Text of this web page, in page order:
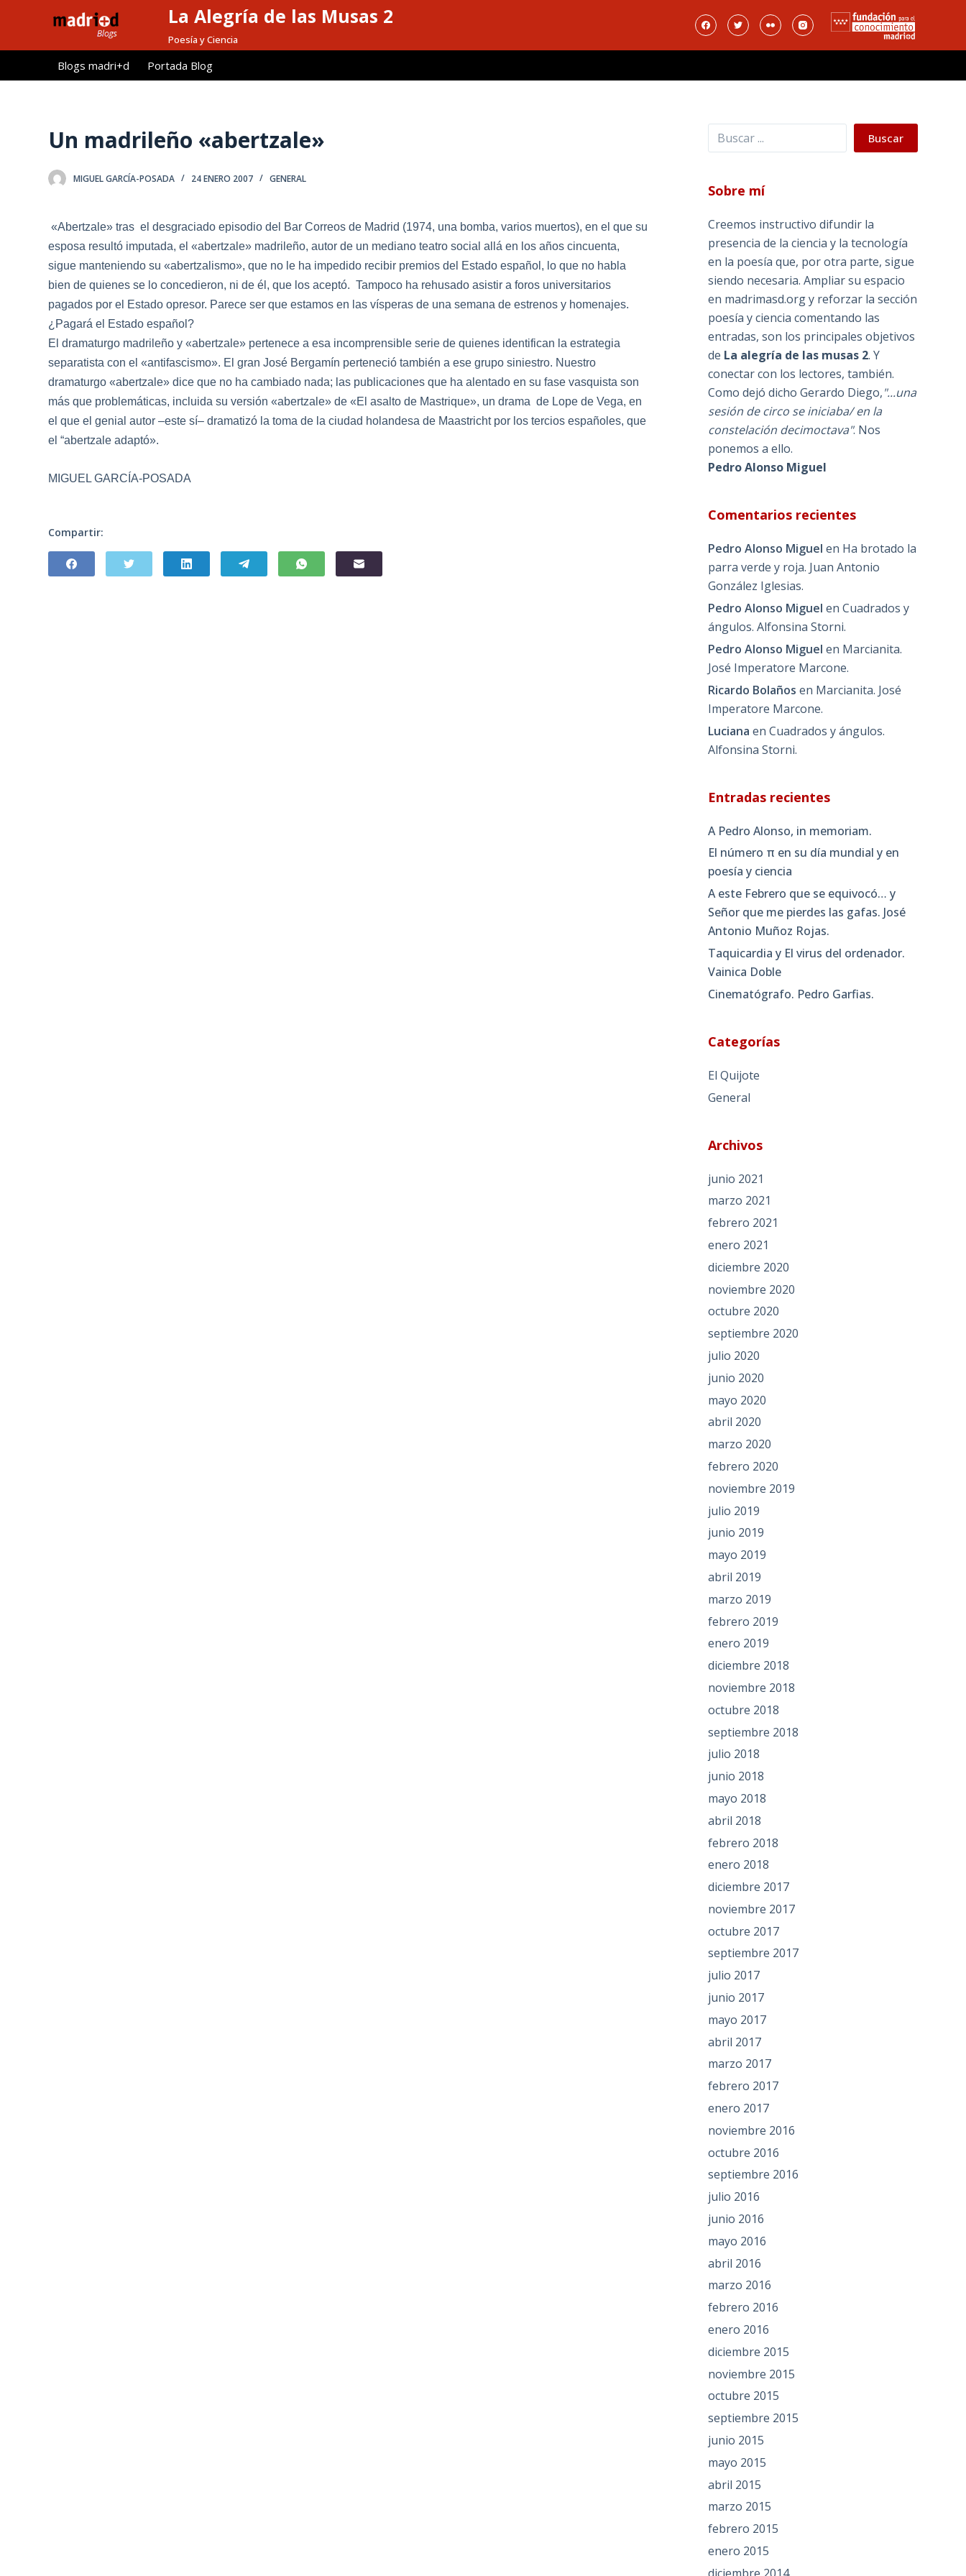
l
La Alegría de las Musas 2
Poesía y Ciencia
Blogs madri+d Portada Blog
Un madrileño «abertzale»
MIGUEL GARCÍA-POSADA 24 ENERO 2007 GENERAL
«Abertzale» tras el desgraciado episodio del Bar Correos de Madrid (1974, una bomba, varios muertos), en el que su
esposa resultó imputada, el «abertzale» madrileño, autor de un mediano teatro social allá en los años cincuenta,
sigue manteniendo su «abertzalismo», que no le ha impedido recibir premios del Estado español, lo que no habla
bien de quienes se lo concedieron, ni de él, que los aceptó. Tampoco ha rehusado asistir a foros universitarios
pagados por el Estado opresor. Parece ser que estamos en las vísperas de una semana de estrenos y homenajes.
¿Pagará el Estado español?
El dramaturgo madrileño y «abertzale» pertenece a esa incomprensible serie de quienes identifican la estrategia
separatista con el «antifascismo». El gran José Bergamín perteneció también a ese grupo siniestro. Nuestro
dramaturgo «abertzale» dice que no ha cambiado nada; las publicaciones que ha alentado en su fase vasquista son
más que problemáticas, incluida su versión «abertzale» de «El asalto de Mastrique», un drama de Lope de Vega, en
el que el genial autor –este sí– dramatizó la toma de la ciudad holandesa de Maastricht por los tercios españoles, que
el “abertzale adaptó».
MIGUEL GARCÍA-POSADA
Compartir:
Buscar Buscar
Sobre mí
Creemos instructivo difundir la
presencia de la ciencia y la tecnología
en la poesía que, por otra parte, sigue
siendo necesaria. Ampliar su espacio
en madrimasd.org y reforzar la sección
poesía y ciencia comentando las
entradas, son los principales objetivos
de La alegría de las musas 2. Y
conectar con los lectores, también.
Como dejó dicho Gerardo Diego,"...una
sesión de circo se iniciaba/ en la
constelación decimoctava". Nos
ponemos a ello.
Pedro Alonso Miguel
Comentarios recientes
Pedro Alonso Miguel en Ha brotado la
parra verde y roja. Juan Antonio
González Iglesias.
Pedro Alonso Miguel enCuadrados y
ángulos. Alfonsina Storni.
Pedro Alonso Miguel en Marcianita.
José Imperatore Marcone.
Ricardo Bolaños en Marcianita. José
Imperatore Marcone.
Luciana enCuadrados y ángulos.
Alfonsina Storni.
Entradas recientes
A Pedro Alonso, in memoriam.
El número π en su día mundial y en
poesía y ciencia
A este Febrero que se equivocó… y
Señor que me pierdes las gafas. José
Antonio Muñoz Rojas.
Taquicardia y El virus del ordenador.
Vainica Doble
Cinematógrafo. Pedro Garfias.
Categorías
El Quijote
General
Archivos
junio 2021
marzo 2021
febrero 2021
enero 2021
diciembre 2020
noviembre 2020
octubre 2020
septiembre 2020
julio 2020
junio 2020
mayo 2020
abril 2020
marzo 2020
febrero 2020
noviembre 2019
julio 2019
junio 2019
mayo 2019
abril 2019
marzo 2019
febrero 2019
enero 2019
diciembre 2018
noviembre 2018
octubre 2018
septiembre 2018
julio 2018
junio 2018
mayo 2018
abril 2018
febrero 2018
enero 2018
diciembre 2017
noviembre 2017
octubre 2017
septiembre 2017
julio 2017
junio 2017
mayo 2017
abril 2017
marzo 2017
febrero 2017
enero 2017
noviembre 2016
octubre 2016
septiembre 2016
julio 2016
junio 2016
mayo 2016
abril 2016
marzo 2016
febrero 2016
enero 2016
diciembre 2015
noviembre 2015
octubre 2015
septiembre 2015
junio 2015
mayo 2015
abril 2015
marzo 2015
febrero 2015
enero 2015